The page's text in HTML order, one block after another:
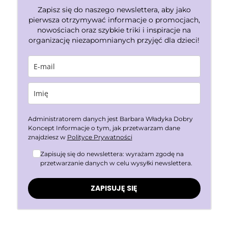
Zapisz się do naszego newslettera, aby jako
pierwsza otrzymywać informacje o promocjach,
nowościach oraz szybkie triki i inspiracje na
organizację niezapomnianych przyjęć dla dzieci!
Administratorem danych jest Barbara Władyka Dobry
Koncept Informacje o tym, jak przetwarzam dane
znajdziesz w Polityce Prywatności
Zapisuję się do newslettera: wyrażam zgodę na
przetwarzanie danych w celu wysyłki newslettera.
ZAPISUJĘ SIĘ